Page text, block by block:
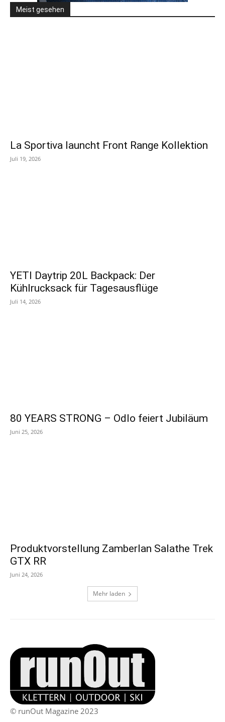
Meist gesehen
La Sportiva launcht Front Range Kollektion
Juli 19, 2026
YETI Daytrip 20L Backpack: Der
Kühlrucksack für Tagesausflüge
Juli 14, 2026
80 YEARS STRONG – Odlo feiert Jubiläum
Juni 25, 2026
Produktvorstellung Zamberlan Salathe Trek
GTX RR
Juni 24, 2026
Mehr laden
© runOut Magazine 2023